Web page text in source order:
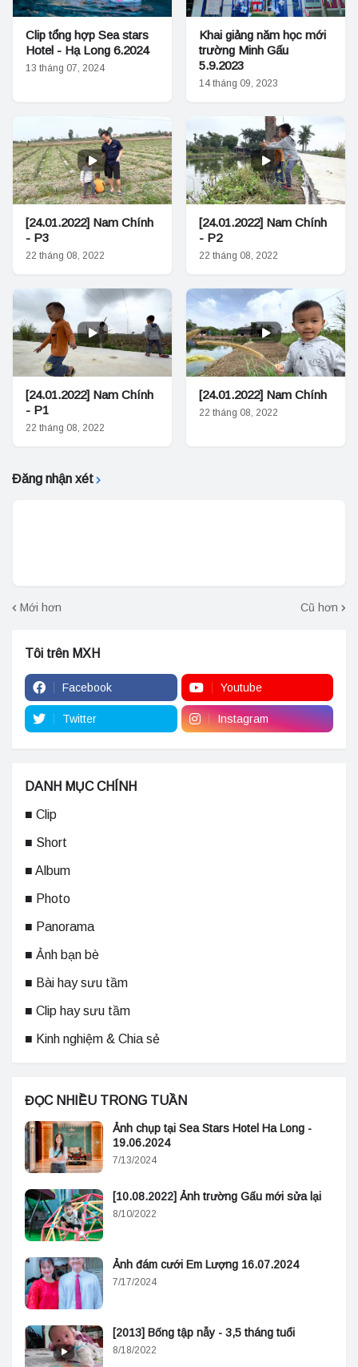
Clip tổng hợp Sea stars
Hotel - Hạ Long 6.2024
13 tháng 07, 2024
Khai giảng năm học mới
trường Minh Gấu
5.9.2023
14 tháng 09, 2023
[24.01.2022] Nam Chính
- P3
22 tháng 08, 2022
[24.01.2022] Nam Chính
- P2
22 tháng 08, 2022
[24.01.2022] Nam Chính
- P1
22 tháng 08, 2022
[24.01.2022] Nam Chính
22 tháng 08, 2022
Đăng nhận xét
Mới hơn Cũ hơn
Tôi trên MXH
Facebook Youtube
Twitter Instagram
DANH MỤC CHÍNH
■ Clip
■ Short
■ Album
■ Photo
■ Panorama
■ Ảnh bạn bè
■ Bài hay sưu tầm
■ Clip hay sưu tầm
■ Kinh nghiệm & Chia sẻ
ĐỌC NHIỀU TRONG TUẦN
Ảnh chụp tại Sea Stars Hotel Ha Long -
19.06.2024
7/13/2024
[10.08.2022] Ảnh trường Gấu mới sửa lại
8/10/2022
Ảnh đám cưới Em Lượng 16.07.2024
7/17/2024
[2013] Bống tập nẫy - 3,5 tháng tuổi
8/18/2022